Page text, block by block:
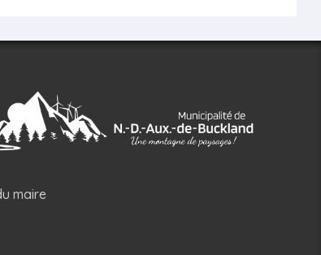
maire